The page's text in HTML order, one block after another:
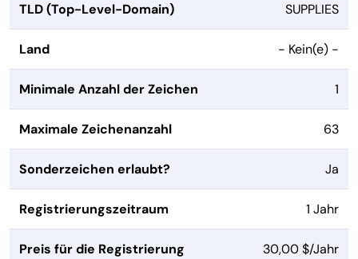
TLD (Top-Level-Domain) SUPPLIES
Land - Kein(e) -
Minimale Anzahl der Zeichen 1
Maximale Zeichenanzahl 63
Sonderzeichen erlaubt? Ja
Registrierungszeitraum 1 Jahr
Preis für die Registrierung 30,00 $/Jahr